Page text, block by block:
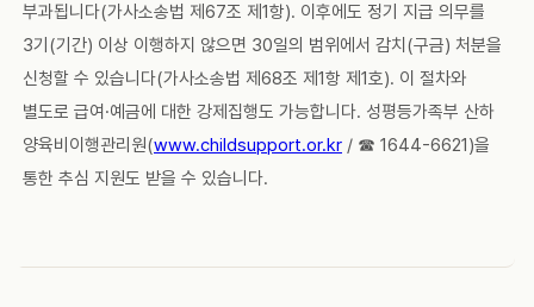
부과됩니다(가사소송법 제67조 제1항). 이후에도 정기 지급 의무를
3기(기간) 이상 이행하지 않으면 30일의 범위에서 감치(구금) 처분을
신청할 수 있습니다(가사소송법 제68조 제1항 제1호). 이 절차와
별도로 급여·예금에 대한 강제집행도 가능합니다. 성평등가족부 산하
양육비이행관리원(www.childsupport.or.kr / ☎ 1644-6621)을
통한 추심 지원도 받을 수 있습니다.